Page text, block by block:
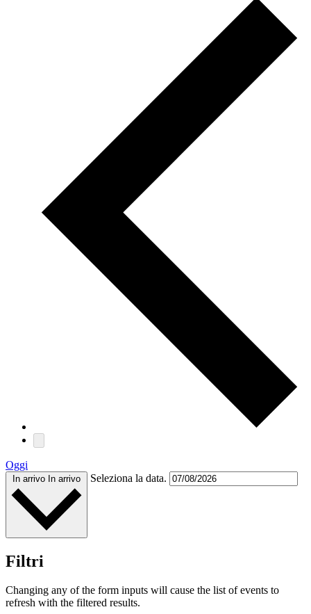
Oggi
In arrivo In arrivo Seleziona la data.
Filtri
Changing any of the form inputs will cause the list of events to
refresh with the filtered results.